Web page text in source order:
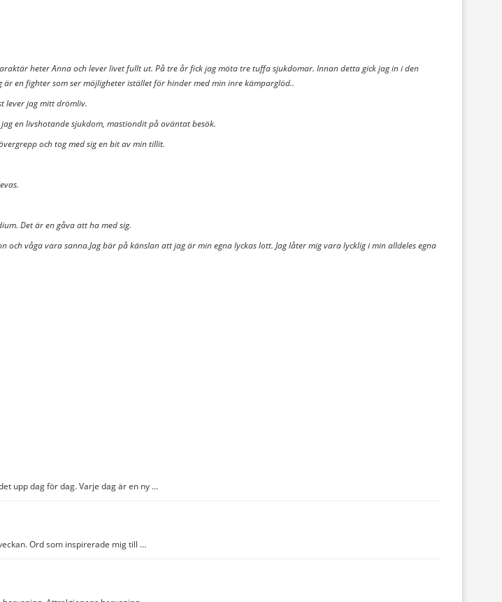
heter Anna och lever livet fullt ut. På tre år fick jag möta tre tuffa sjukdomar. Innan detta gick jag in i den
en fighter som ser möjligheter istället för hinder med min inre kämparglöd..
lever jag mitt drömliv.
en livshotande sjukdom, mastiondit på oväntat besök.
och tog med sig en bit av min tillit.
Det är en gåva att ha med sig.
våga vara sanna.Jag bär på känslan att jag är min egna lyckas lott. Jag låter mig vara lycklig i min alldeles egna
upp dag för dag. Varje dag är en ny …
Ord som inspirerade mig till …